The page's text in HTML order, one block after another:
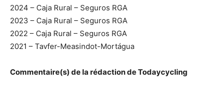
2024 – Caja Rural – Seguros RGA
2023 – Caja Rural – Seguros RGA
2022 – Caja Rural – Seguros RGA
2021 – Tavfer-Measindot-Mortágua
Commentaire(s) de la rédaction de Todaycycling